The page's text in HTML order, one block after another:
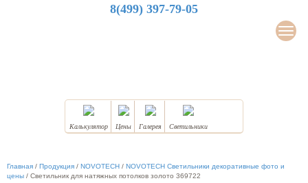
8(499) 397-79-05
Калькулятор Цены Галерея Светильники
Главная / Продукция / NOVOTECH / NOVOTECH Светильники декоративные фото и
цены / Светильник для натяжных потолков золото 369722